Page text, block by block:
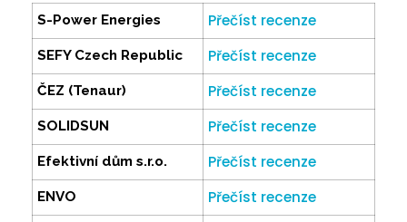
S-Power Energies Přečíst recenze
SEFY Czech Republic Přečíst recenze
ČEZ (Tenaur) Přečíst recenze
SOLIDSUN Přečíst recenze
Efektivní dům s.r.o. Přečíst recenze
ENVO Přečíst recenze